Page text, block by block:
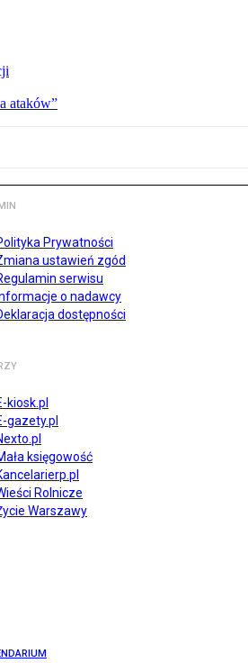
ataków”
Prywatności
ustawień zgód
serwisu
o nadawcy
dostępności
kiosk.pl
gazety.pl
księgowość
Rolnicze
Warszawy